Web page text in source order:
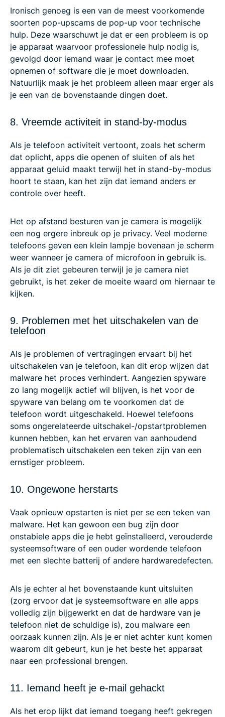
Ironisch genoeg is een van de meest voorkomende
soorten pop-upscams de pop-up voor technische
hulp. Deze waarschuwt je dat er een probleem is op
je apparaat waarvoor professionele hulp nodig is,
gevolgd door iemand waar je contact mee moet
opnemen of software die je moet downloaden.
Natuurlijk maak je het probleem alleen maar erger als
je een van de bovenstaande dingen doet.
8. Vreemde activiteit in stand-by-modus
Als je telefoon activiteit vertoont, zoals het scherm
dat oplicht, apps die openen of sluiten of als het
apparaat geluid maakt terwijl het in stand-by-modus
hoort te staan, kan het zijn dat iemand anders er
controle over heeft.
Het op afstand besturen van je camera is mogelijk
een nog ergere inbreuk op je privacy. Veel moderne
telefoons geven een klein lampje bovenaan je scherm
weer wanneer je camera of microfoon in gebruik is.
Als je dit ziet gebeuren terwijl je je camera niet
gebruikt, is het zeker de moeite waard om hiernaar te
kijken.
9. Problemen met het uitschakelen van de
telefoon
Als je problemen of vertragingen ervaart bij het
uitschakelen van je telefoon, kan dit erop wijzen dat
malware het proces verhindert. Aangezien spyware
zo lang mogelijk actief wil blijven, is het voor de
spyware van belang om te voorkomen dat de
telefoon wordt uitgeschakeld. Hoewel telefoons
soms ongerelateerde uitschakel-/opstartproblemen
kunnen hebben, kan het ervaren van aanhoudend
problematisch uitschakelen een teken zijn van een
ernstiger probleem.
10. Ongewone herstarts
Vaak opnieuw opstarten is niet per se een teken van
malware. Het kan gewoon een bug zijn door
onstabiele apps die je hebt geïnstalleerd, verouderde
systeemsoftware of een ouder wordende telefoon
met een slechte batterij of andere hardwaredefecten.
Als je echter al het bovenstaande kunt uitsluiten
(zorg ervoor dat je systeemsoftware en alle apps
volledig zijn bijgewerkt en dat de hardware van je
telefoon niet de schuldige is), zou malware een
oorzaak kunnen zijn. Als je er niet achter kunt komen
waarom dit gebeurt, kun je het beste het apparaat
naar een professional brengen.
11. Iemand heeft je e-mail gehackt
Als het erop lijkt dat iemand toegang heeft gekregen